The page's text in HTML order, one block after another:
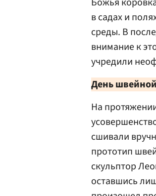
в садах и
среды. В
внимание к
учредили
День
На
сшивали
прототип
скульптор
оставшись